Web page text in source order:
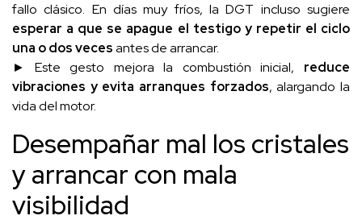
fallo clásico. En días muy fríos, la DGT incluso sugiere
esperar a que se apague el testigo y repetir el ciclo
una o dos vecesantes de arrancar.
► Este gesto mejora la combustión inicial, reduce
vibraciones y evita arranques forzados, alargando la
vida del motor.
Desempañar mal los cristales
y arrancar con mala
visibilidad